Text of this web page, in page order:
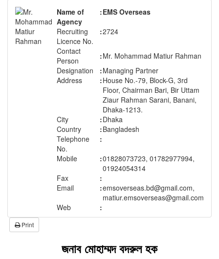
Name of
Agency
:EMS Overseas
Recruiting
Licence No.
:2724
Contact
Person
:Mr. Mohammad Matiur Rahman
Designation
:Managing Partner
Address
:House No.-79, Block-G, 3rd
Floor, Chairman Bari, Bir Uttam
Ziaur Rahman Sarani, Banani,
Dhaka-1213.
City
:Dhaka
Country
:Bangladesh
Telephone
No.
:
Mobile
:01828073723, 01782977994,
01924054314
Fax
:
Email
:emsoverseas.bd@gmail.com,
matiur.emsoverseas@gmail.com
Web
:
Print
জনাব মোহাম্মদ বদরুল হক